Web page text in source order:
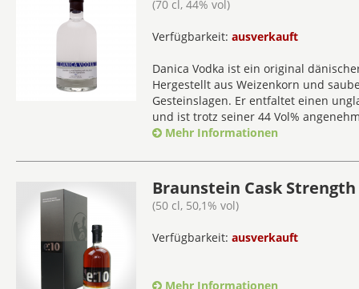
(70 cl, 44% vol)
Verfügbarkeit: ausverkauft
Danica Vodka ist ein original
Hergestellt aus Weizenkorn und
Gesteinslagen. Er entfaltet einen
und ist trotz seiner 44 Vol%
Mehr Informationen
Braunstein Cask Strength
(50 cl, 50,1% vol)
Verfügbarkeit: ausverkauft
Mehr Informationen